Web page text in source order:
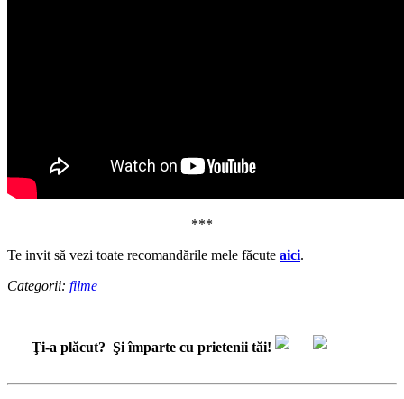
***
Te invit să vezi toate recomandările mele făcute aici.
Categorii: filme
Ţi-a plăcut? Şi împarte cu prietenii tăi!